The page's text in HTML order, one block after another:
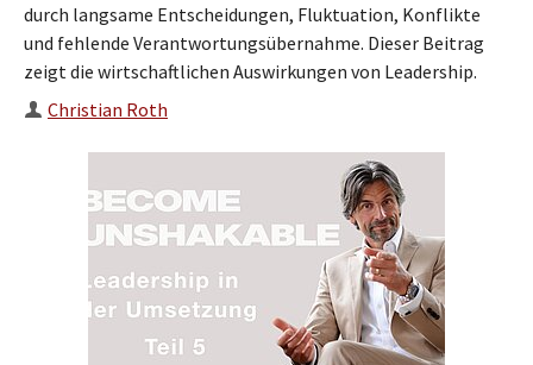
durch langsame Entscheidungen, Fluktuation, Konflikte
und fehlende Verantwortungsübernahme. Dieser Beitrag
zeigt die wirtschaftlichen Auswirkungen von Leadership.
Author
Christian Roth